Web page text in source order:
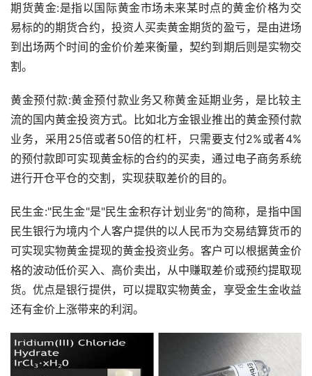
期货黄金:是指以国际黄金市场未来某时点的黄金价格为交
易标的的期货合约，投资人买卖黄金期货的盈亏，是由进场
到出场两个时间的金价价差来衡量，契约到期后则是实物交
割。
黄金预付款:黄金预付款业务又称黄金延期业务，是比较主
流的国内黄金投资方式。比如北方金银业推出的黄金预付款
业务，采用25倍或者50倍的杠杆，只需要支付2%或者4%
的预付款即可实现黄金标的合约的买卖，通过电子商务系统
进行开仓平仓的交割，实现获取差价的目的。
民生金:"民生金"是"民生金积存计划业务"的简称，是指中国
民生银行为境内个人客户提供的以人民币为交易结算货币的
可实现实物黄金提现的黄金投资业务。客户可以根据黄金价
格的波动低价买入、高价卖出，从中赚取差价或预约提取现
货。优点是银行提供，可以提取实物黄金，享受金生金收益
还有金价上涨带来的利润。